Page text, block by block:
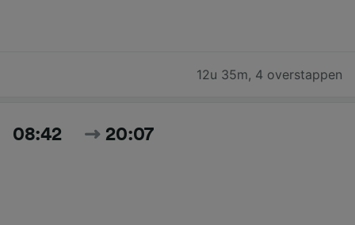
12u 35m, 4 overstappen
08:42 20:07